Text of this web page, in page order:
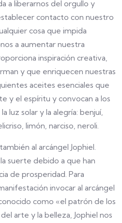
a liberarnos del orgullo y
contacto con nuestro
cosa que impida
a aumentar nuestra
inspiración creativa,
y que enriquecen nuestras
aceites esenciales que
y el espíritu y convocan a los
luz solar y la alegría: benjuí,
limón, narciso, neroli.
al arcángel Jophiel.
suerte debido a que han
de prosperidad. Para
invocar al arcángel
como «el patrón de los
arte y la belleza, Jophiel nos